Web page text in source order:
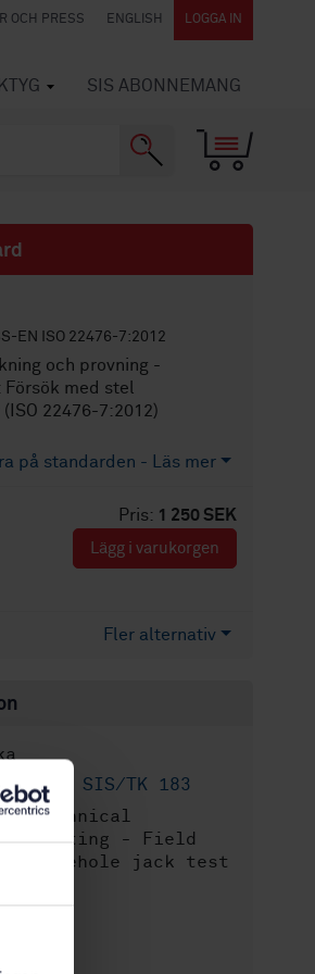
OCH PRESS ENGLISH LOGGA IN
SIS ABONNEMANG
EN ISO 22476-7:2012
och provning -
med stel
22476-7:2012)
på standarden - Läs mer
Pris: 1 250 SEK
Lägg i varukorgen
Fler alternativ
SIS/TK 183
testing - Field
Borehole jack test